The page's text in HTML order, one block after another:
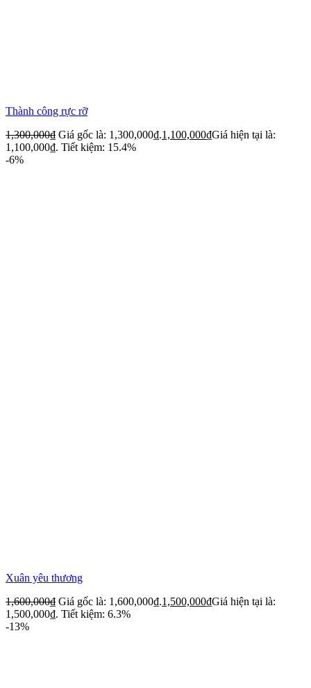
Thành công rực rỡ
1,300,000₫ Giá gốc là: 1,300,000₫.1,100,000₫Giá hiện tại là:
1,100,000₫. Tiết kiệm: 15.4%
-6%
Xuân yêu thương
1,600,000₫ Giá gốc là: 1,600,000₫.1,500,000₫Giá hiện tại là:
1,500,000₫. Tiết kiệm: 6.3%
-13%